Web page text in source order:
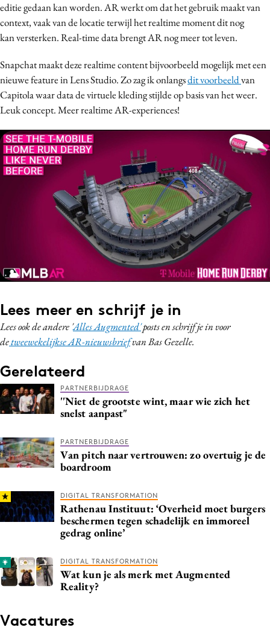
editie gedaan kan worden. AR werkt om dat het gebruik maakt van
context, vaak van de locatie terwijl het realtime moment dit nog
kan versterken. Real-time data brengt AR nog meer tot leven.
Snapchat maakt deze realtime content bijvoorbeeld mogelijk met een
nieuwe feature in Lens Studio. Zo zag ik onlangsdit voorbeeldvan
Capitola waar data de virtuele kleding stijlde op basis van het weer.
Leuk concept. Meer realtime AR-experiences!
Lees meer en schrijf je in
Lees ook de andere 'Alles Augmented'posts en schrijf je in voor
detweewekelijkse AR-nieuwsbriefvan Bas Gezelle.
Gerelateerd
PARTNERBIJDRAGE
''Niet de grootste wint, maar wie zich het
snelst aanpast"
PARTNERBIJDRAGE
Van pitch naar vertrouwen: zo overtuig je de
boardroom
DIGITAL TRANSFORMATION
Rathenau Instituut: ‘Overheid moet burgers
beschermen tegen schadelijk en immoreel
gedrag online’
DIGITAL TRANSFORMATION
Wat kun je als merk met Augmented
Reality?
Vacatures